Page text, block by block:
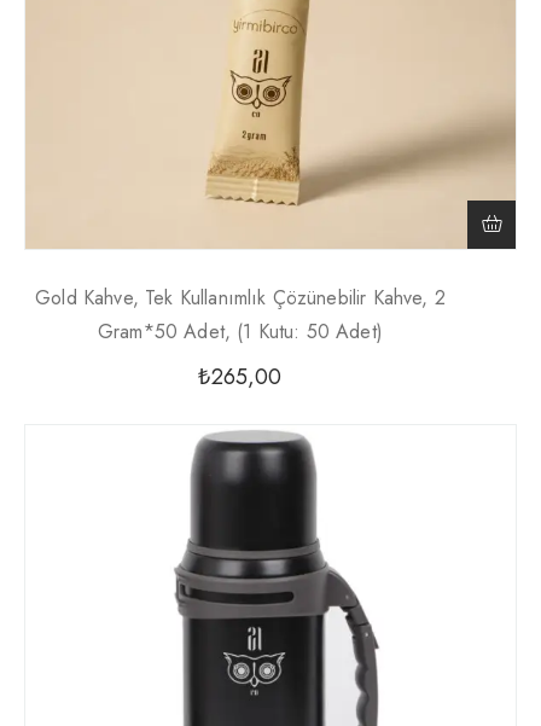
Gold Kahve, Tek Kullanımlık Çözünebilir Kahve, 2
Gram*50 Adet, (1 Kutu: 50 Adet)
₺265,00